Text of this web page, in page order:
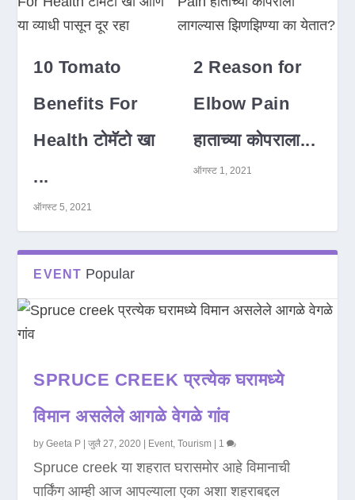
10 Tomato
Benefits For
Health टोमॅटो खा
...
ऑगस्ट 5, 2021
2 Reason for
Elbow Pain
हाताच्या कोपराला...
ऑगस्ट 1, 2021
EVENT Popular
SPRUCE CREEK प्रत्येक घरामध्ये
विमान असलेले आगळे वेगळे गांव
byGeeta P |जुलै 27, 2020 Event,Tourism 1
Spruce creek या शहरात घरासमोर आहे विमानाची
पार्किंग आम्ही आज आपल्याला एका अशा शहराबद्दल